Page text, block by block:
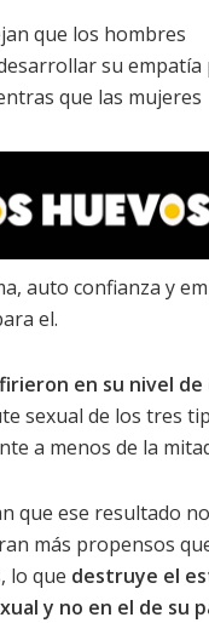
que los hombres
su empatía
que las mujeres
auto confianza y
el.
en su nivel
sexual de los tres
a menos de la
que ese resultado
más propensos
lo que destruye el
y no en el de su